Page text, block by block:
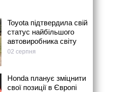
Toyota підтвердила свій
статус найбільшого
автовиробника світу
02 серпня
Honda планує зміцнити
свої позиції в Європі